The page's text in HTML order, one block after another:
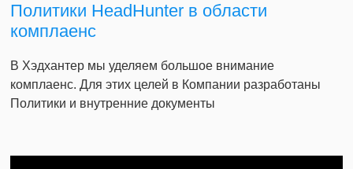
Политики HeadHunter в области
комплаенс
В Хэдхантер мы уделяем большое внимание
комплаенс. Для этих целей в Компании разработаны
Политики и внутренние документы